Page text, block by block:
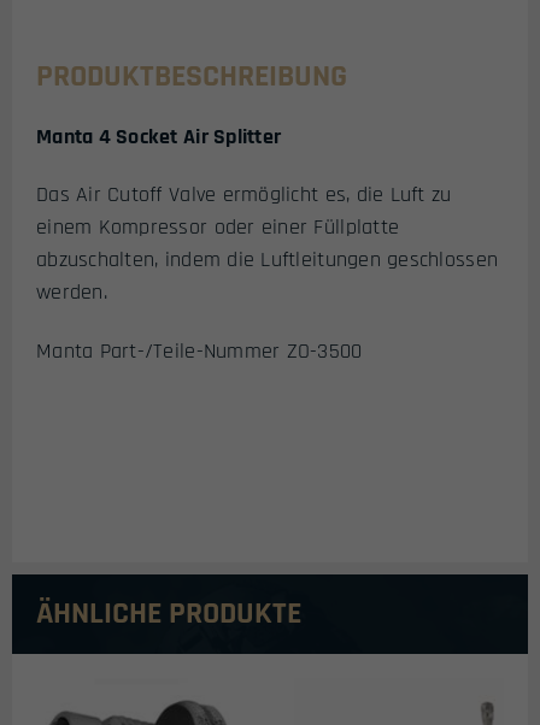
PRODUKTBESCHREIBUNG
Manta 4 Socket Air Splitter
Das Air Cutoff Valve ermöglicht es, die Luft zu
einem Kompressor oder einer Füllplatte
abzuschalten, indem die Luftleitungen geschlossen
werden.
Manta Part-/Teile-Nummer ZO-3500
ÄHNLICHE PRODUKTE